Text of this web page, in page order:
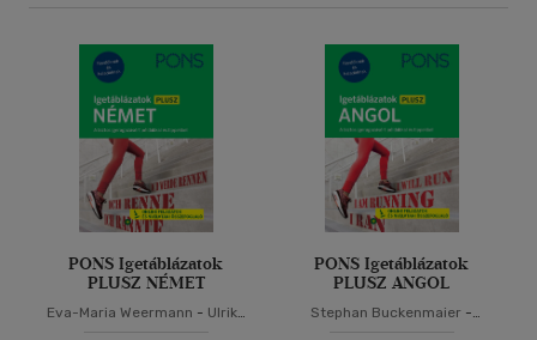
PONS Igetáblázatok
PLUSZ NÉMET
Eva-Maria Weermann - Ulrike
PONS Igetáblázatok
PLUSZ ANGOL
Stephan Buckenmaier -